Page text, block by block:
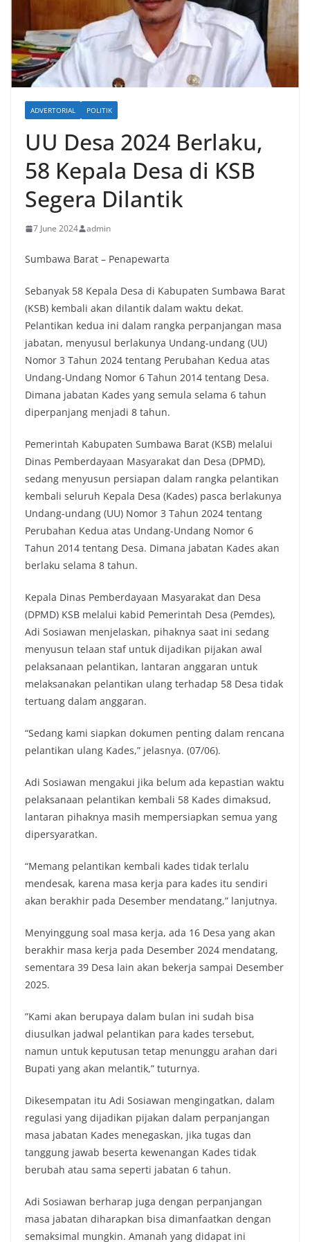
ADVERTORIAL POLITIK
UU Desa 2024 Berlaku,
58 Kepala Desa di KSB
Segera Dilantik
7 June 2024 admin
Sumbawa Barat – Penapewarta
Sebanyak 58 Kepala Desa di Kabupaten Sumbawa Barat
(KSB) kembali akan dilantik dalam waktu dekat.
Pelantikan kedua ini dalam rangka perpanjangan masa
jabatan, menyusul berlakunya Undang-undang (UU)
Nomor 3 Tahun 2024 tentang Perubahan Kedua atas
Undang-Undang Nomor 6 Tahun 2014 tentang Desa.
Dimana jabatan Kades yang semula selama 6 tahun
diperpanjang menjadi 8 tahun.
Pemerintah Kabupaten Sumbawa Barat (KSB) melalui
Dinas Pemberdayaan Masyarakat dan Desa (DPMD),
sedang menyusun persiapan dalam rangka pelantikan
kembali seluruh Kepala Desa (Kades) pasca berlakunya
Undang-undang (UU) Nomor 3 Tahun 2024 tentang
Perubahan Kedua atas Undang-Undang Nomor 6
Tahun 2014 tentang Desa. Dimana jabatan Kades akan
berlaku selama 8 tahun.
Kepala Dinas Pemberdayaan Masyarakat dan Desa
(DPMD) KSB melalui kabid Pemerintah Desa (Pemdes),
Adi Sosiawan menjelaskan, pihaknya saat ini sedang
menyusun telaan staf untuk dijadikan pijakan awal
pelaksanaan pelantikan, lantaran anggaran untuk
melaksanakan pelantikan ulang terhadap 58 Desa tidak
tertuang dalam anggaran.
“Sedang kami siapkan dokumen penting dalam rencana
pelantikan ulang Kades,” jelasnya. (07/06).
Adi Sosiawan mengakui jika belum ada kepastian waktu
pelaksanaan pelantikan kembali 58 Kades dimaksud,
lantaran pihaknya masih mempersiapkan semua yang
dipersyaratkan.
“Memang pelantikan kembali kades tidak terlalu
mendesak, karena masa kerja para kades itu sendiri
akan berakhir pada Desember mendatang,” lanjutnya.
Menyinggung soal masa kerja, ada 16 Desa yang akan
berakhir masa kerja pada Desember 2024 mendatang,
sementara 39 Desa lain akan bekerja sampai Desember
2025.
”Kami akan berupaya dalam bulan ini sudah bisa
diusulkan jadwal pelantikan para kades tersebut,
namun untuk keputusan tetap menunggu arahan dari
Bupati yang akan melantik,” tuturnya.
Dikesempatan itu Adi Sosiawan mengingatkan, dalam
regulasi yang dijadikan pijakan dalam perpanjangan
masa jabatan Kades menegaskan, jika tugas dan
tanggung jawab beserta kewenangan Kades tidak
berubah atau sama seperti jabatan 6 tahun.
Adi Sosiawan berharap juga dengan perpanjangan
masa jabatan diharapkan bisa dimanfaatkan dengan
semaksimal mungkin. Amanah yang didapat ini